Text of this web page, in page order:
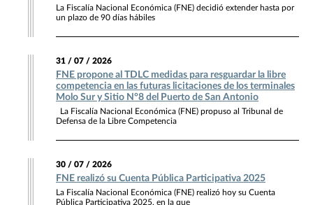
La Fiscalía Nacional Económica (FNE) decidió extender hasta por
un plazo de 90 días hábiles
31 / 07 / 2026
FNE propone al TDLC medidas para resguardar la libre
competencia en las futuras licitaciones de los terminales
Molo Sur y Sitio N°8 del Puerto de San Antonio
La Fiscalía Nacional Económica (FNE) propuso al Tribunal de
Defensa de la Libre Competencia
30 / 07 / 2026
FNE realizó su Cuenta Pública Participativa 2025
La Fiscalía Nacional Económica (FNE) realizó hoy su Cuenta
Pública Participativa 2025, en la que